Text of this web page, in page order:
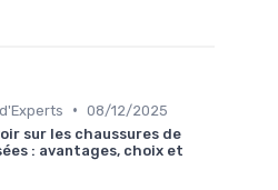
• 08/12/2025
sur les chaussures de
: avantages, choix et